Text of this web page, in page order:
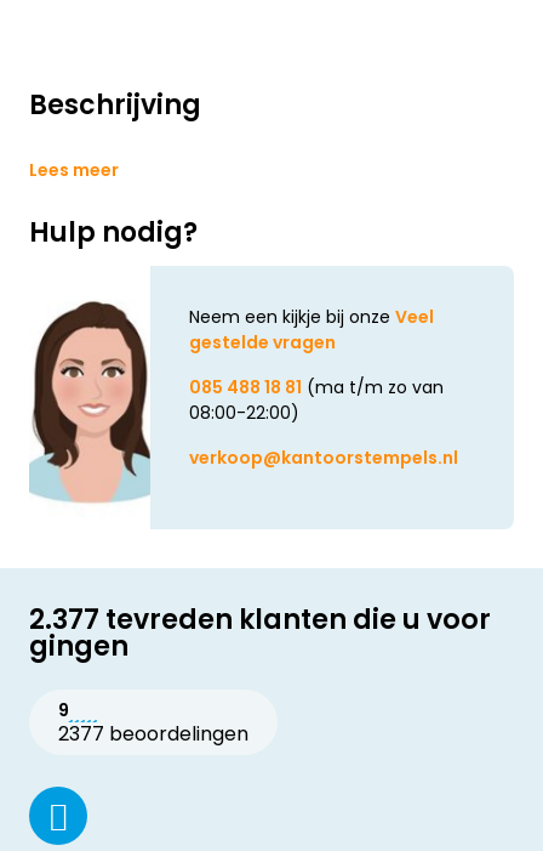
Beschrijving
Lees meer
Hulp nodig?
Neem een kijkje bij onze Veel
gestelde vragen
085 488 18 81 (ma t/m zo van
08:00-22:00)
verkoop@kantoorstempels.nl
2.377 tevreden klanten die u voor
gingen
9
2377 beoordelingen